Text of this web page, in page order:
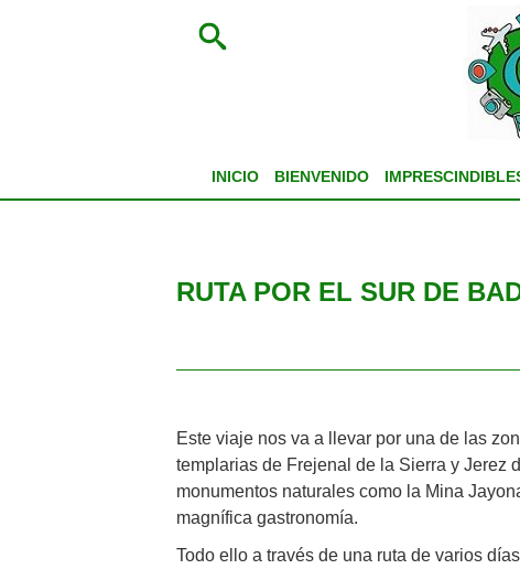
INICIO BIENVENIDO
RUTA POR EL SUR DE
Este viaje nos va a llevar por una de las
templarias de Frejenal de la Sierra y Jerez
monumentos naturales como la Mina
magnífica gastronomía.
Todo ello a través de una ruta de varios